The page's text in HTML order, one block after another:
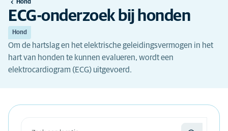
Hond
ECG-onderzoek bij honden
Hond
Om de hartslag en het elektrische geleidingsvermogen in het
hart van honden te kunnen evalueren, wordt een
elektrocardiogram (ECG) uitgevoerd.